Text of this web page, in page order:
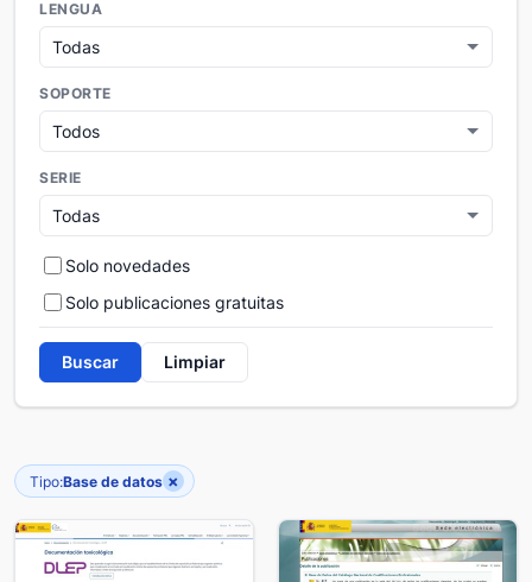
LENGUA
SOPORTE
SERIE
Solo novedades
Solo publicaciones gratuitas
Buscar Limpiar
Tipo:Base de datos ×